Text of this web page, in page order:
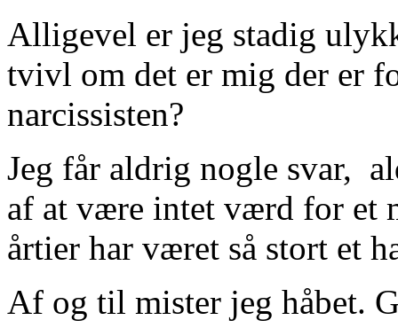
Alligevel er jeg stadig
tvivl om det er mig der er
narcissisten?
Jeg får aldrig nogle svar,
af at være intet værd for et
årtier har været så stort et
Af og til mister jeg håbet.